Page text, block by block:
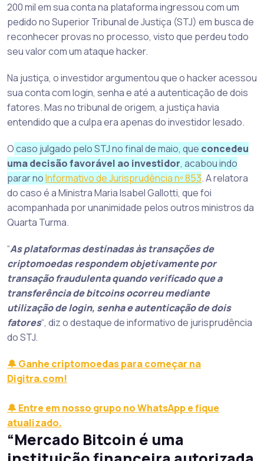
200 mil em sua conta na plataforma ingressou com um
pedido no Superior Tribunal de Justiça (STJ) em busca de
reconhecer provas no processo, visto que perdeu todo
seu valor com um ataque hacker.
Na justiça, o investidor argumentou que o hacker acessou
sua conta com login, senha e até a autenticação de dois
fatores. Mas no tribunal de origem, a justiça havia
entendido que a culpa era apenas do investidor lesado.
Ocaso julgado pelo STJ no final de maio, que concedeu
uma decisão favorável ao investidor, acabou indo
parar noInformativo de Jurisprudência nº 853. A relatora
do caso é a Ministra Maria Isabel Gallotti, que foi
acompanhada por unanimidade pelos outros ministros da
Quarta Turma.
“As plataformas destinadas às transações de
criptomoedas respondem objetivamente por
transação fraudulenta quando verificado que a
transferência de bitcoins ocorreu mediante
utilização de login, senha e autenticação de dois
fatores“, diz o destaque de informativo de jurisprudência
do STJ.
🔔 Ganhe criptomoedas para começar na
Digitra.com!
🔔 Entre em nosso grupo no WhatsApp e fique
atualizado.
“Mercado Bitcoin é uma